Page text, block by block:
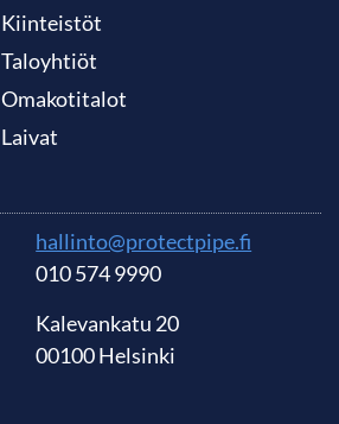
Kiinteistöt
Taloyhtiöt
Omakotitalot
Laivat
hallinto@protectpipe.fi
010 574 9990
Kalevankatu 20
00100 Helsinki